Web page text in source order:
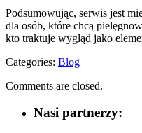
Podsumowując, serwis jest
dla osób, które chcą
kto traktuje wygląd jako
Categories: Blog
Comments are closed.
Nasi partnerzy: